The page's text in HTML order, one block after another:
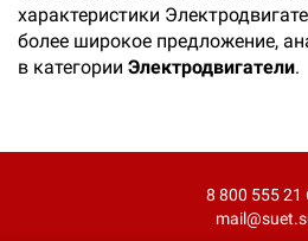
характеристики
более широкое предложение,
в категории Электродвигатели.
8 800 555 21